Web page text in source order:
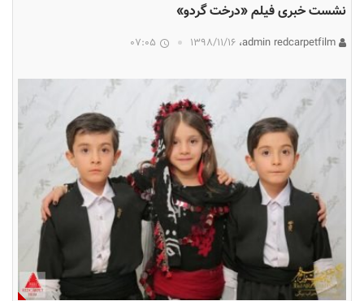
نشست خبری فیلم «درخت گردو»
۱۳۹۸/۱۱/۱۶ 07:05